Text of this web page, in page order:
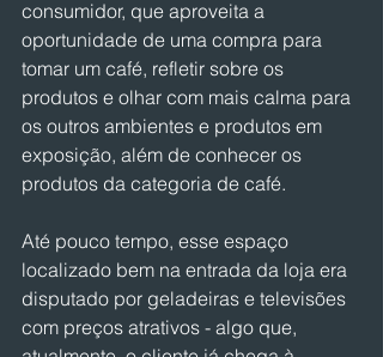
consumidor, que aproveita a
oportunidade de uma compra para
tomar um café, refletir sobre os
produtos e olhar com mais calma para
os outros ambientes e produtos em
exposição, além de conhecer os
produtos da categoria de café.
Até pouco tempo, esse espaço
localizado bem na entrada da loja era
disputado por geladeiras e televisões
com preços atrativos - algo que,